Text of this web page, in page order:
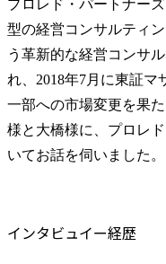
プロレド・パートナー
型の経営コンサルティ
う革新的な経営コンサ
れ、2018年7月に東証マ
一部への市場変更を果
様と大橋様に、プロレ
いてお話を伺いました。
インタビュイー経歴